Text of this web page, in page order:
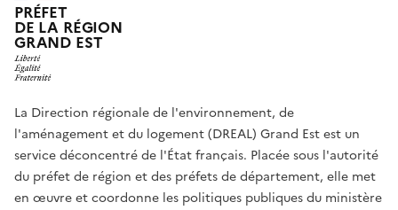
PRÉFET
DE LA RÉGION
GRAND EST
La Direction régionale de l'environnement, de
l'aménagement et du logement (DREAL) Grand Est est un
service déconcentré de l'État français. Placée sous l'autorité
du préfet de région et des préfets de département, elle met
en œuvre et coordonne les politiques publiques du ministère